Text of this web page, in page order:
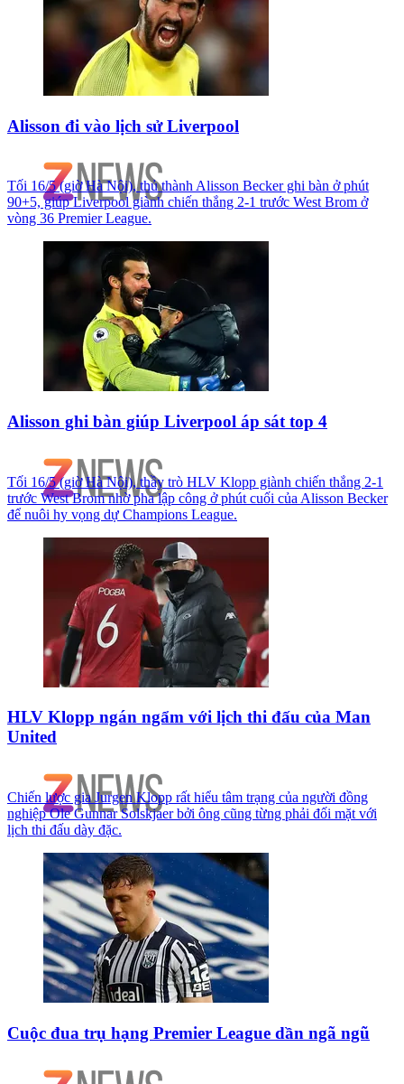
Alisson đi vào lịch sử Liverpool
Tối 16/5 (giờ Hà Nội), thủ thành Alisson Becker ghi bàn ở phút
90+5, giúp Liverpool giành chiến thắng 2-1 trước West Brom ở
vòng 36 Premier League.
Alisson ghi bàn giúp Liverpool áp sát top 4
Tối 16/5 (giờ Hà Nội), thầy trò HLV Klopp giành chiến thắng 2-1
trước West Brom nhờ pha lập công ở phút cuối của Alisson Becker
để nuôi hy vọng dự Champions League.
HLV Klopp ngán ngẩm với lịch thi đấu của Man
United
Chiến lược gia Jurgen Klopp rất hiểu tâm trạng của người đồng
nghiệp Ole Gunnar Solskjaer bởi ông cũng từng phải đối mặt với
lịch thi đấu dày đặc.
Cuộc đua trụ hạng Premier League dần ngã ngũ